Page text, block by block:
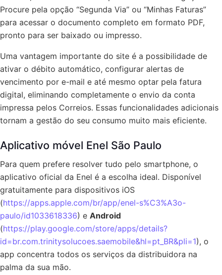
Procure pela opção “Segunda Via” ou “Minhas Faturas”
para acessar o documento completo em formato PDF,
pronto para ser baixado ou impresso.
Uma vantagem importante do site é a possibilidade de
ativar o débito automático, configurar alertas de
vencimento por e-mail e até mesmo optar pela fatura
digital, eliminando completamente o envio da conta
impressa pelos Correios. Essas funcionalidades adicionais
tornam a gestão do seu consumo muito mais eficiente.
Aplicativo móvel Enel São Paulo
Para quem prefere resolver tudo pelo smartphone, o
aplicativo oficial da Enel é a escolha ideal. Disponível
gratuitamente para dispositivos iOS
(https://apps.apple.com/br/app/enel-s%C3%A3o-
paulo/id1033618336) e Android
(https://play.google.com/store/apps/details?
id=br.com.trinitysolucoes.saemobile&hl=pt_BR&pli=1), o
app concentra todos os serviços da distribuidora na
palma da sua mão.